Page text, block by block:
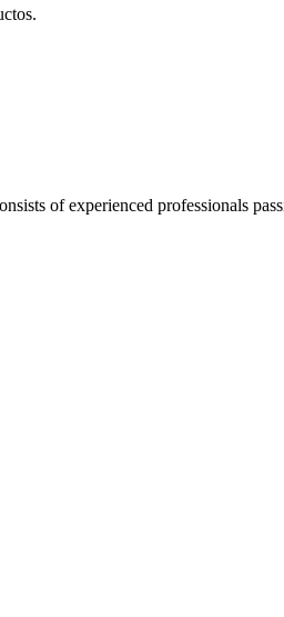
of experienced professionals